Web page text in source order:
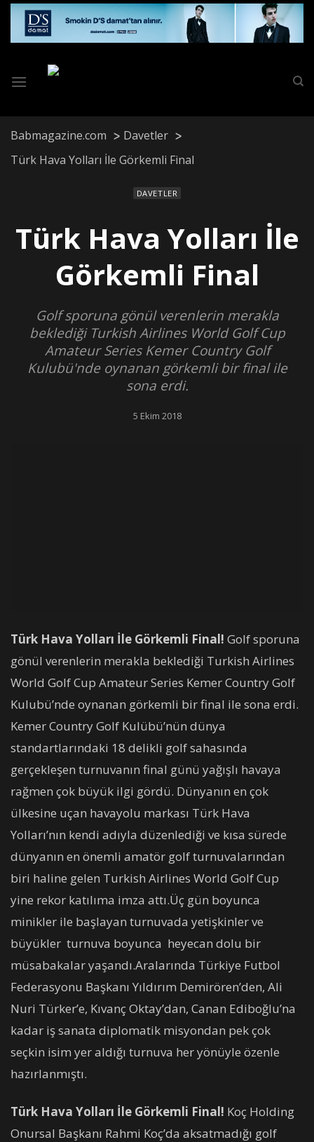
Skip
content
Babmagazine.com
Davetler
Türk Hava Yolları İle Görkemli Final
DAVETLER
Türk Hava Yolları İle
Görkemli Final
Golf sporuna gönül verenlerin merakla
beklediği Turkish Airlines World Golf Cup
Amateur Series Kemer Country Golf
Kulubü'nde oynanan görkemli bir final ile
sona erdi.
5 Ekim 2018
Türk Hava Yolları İle Görkemli Final! Golf sporuna
gönül verenlerin merakla beklediği Turkish Airlines
World Golf Cup Amateur Series Kemer Country Golf
Kulubü’nde oynanan görkemli bir final ile sona erdi.
Kemer Country Golf Kulübü’nün dünya
standartlarındaki 18 delikli golf sahasında
gerçekleşen turnuvanın final günü yağışlı havaya
rağmen çok büyük ilgi gördü. Dünyanın en çok
ülkesine uçan havayolu markası Türk Hava
Yolları’nın kendi adıyla düzenlediği ve kısa sürede
dünyanın en önemli amatör golf turnuvalarından
biri haline gelen Turkish Airlines World Golf Cup
yine rekor katılıma imza attı.Üç gün boyunca
minikler ile başlayan turnuvada yetişkinler ve
büyükler turnuva boyunca heyecan dolu bir
müsabakalar yaşandı.Aralarında Türkiye Futbol
Federasyonu Başkanı Yıldırım Demirören’den, Ali
Nuri Türker’e, Kıvanç Oktay’dan, Canan Ediboğlu’na
kadar iş sanata diplomatik misyondan pek çok
seçkin isim yer aldığı turnuva her yönüyle özenle
hazırlanmıştı.
Türk Hava Yolları İle Görkemli Final! Koç Holding
Onursal Başkanı Rahmi Koç’da aksatmadığı golf